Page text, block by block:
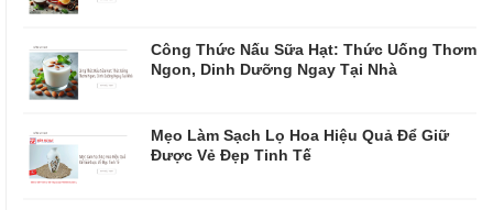
Công Thức Nấu Sữa Hạt: Thức Uống Thơm
Ngon, Dinh Dưỡng Ngay Tại Nhà
Mẹo Làm Sạch Lọ Hoa Hiệu Quả Để Giữ
Được Vẻ Đẹp Tinh Tế